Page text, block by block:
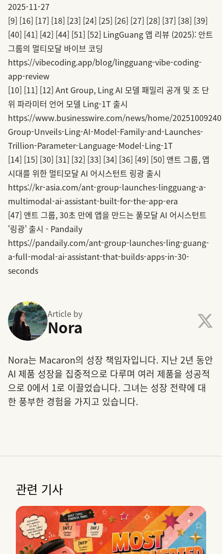
2025-11-27
[9] [16] [17] [18] [23] [24] [25] [26] [27] [28] [37] [38] [39]
[40] [41] [42] [44] [51] [52] LingGuang 앱 리뷰 (2025): 안트
그룹의 멀티모달 바이브 코딩
https://vibecoding.app/blog/lingguang-vibe-coding-
app-review
[10] [11] [12] Ant Group, Ling AI 모델 패밀리 공개 및 조 단
위 파라미터 언어 모델 Ling-1T 출시
https://www.businesswire.com/news/home/
Group-Unveils-Ling-AI-Model-Family-and-Launches-
Trillion-Parameter-Language-Model-Ling-1T
[14] [15] [30] [31] [32] [33] [34] [36] [49] [50] 앤트 그룹, 앱
시대를 위한 멀티모달 AI 어시스턴트 링광 출시
https://kr-asia.com/ant-group-launches-lingguang-a-
multimodal-ai-assistant-built-for-the-app-era
[47] 앤트 그룹, 30초 만에 앱을 만드는 풀모달 AI 어시스턴트
'링광' 출시 - Pandaily
https://pandaily.com/ant-group-launches-ling-guang-
a-full-modal-ai-assistant-that-builds-apps-in-30-
seconds
Article by
Nora
Nora는 Macaron의 성장 책임자입니다. 지난 2년 동안
AI 제품 성장을 집중적으로 다루며 여러 제품을 성공적
으로 0에서 1로 이끌었습니다. 그녀는 성장 전략에 대
한 풍부한 경험을 가지고 있습니다.
관련 기사